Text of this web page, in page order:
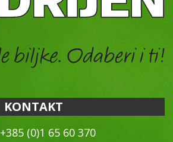
KONTAKT
+385 (0)1 65 60 370